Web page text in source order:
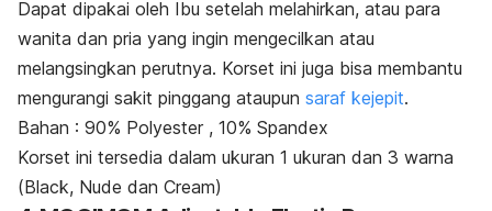
Dapat dipakai oleh Ibu setelah melahirkan, atau para
wanita dan pria yang ingin mengecilkan atau
melangsingkan perutnya. Korset ini juga bisa membantu
mengurangi sakit pinggang ataupun saraf kejepit.
Bahan : 90% Polyester , 10% Spandex
Korset ini tersedia dalam ukuran 1 ukuran dan 3 warna
(Black, Nude dan Cream)